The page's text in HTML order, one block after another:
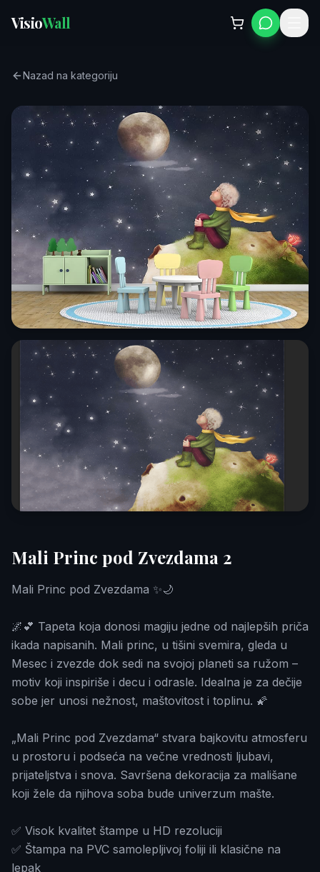
VisioWall
Nazad na kategoriju
Mali Princ pod Zvezdama 2
Mali Princ pod Zvezdama ✨🌙
🌌💕 Tapeta koja donosi magiju jedne od najlepših priča
ikada napisanih. Mali princ, u tišini svemira, gleda u
Mesec i zvezde dok sedi na svojoj planeti sa ružom –
motiv koji inspiriše i decu i odrasle. Idealna je za dečije
sobe jer unosi nežnost, maštovitost i toplinu. 🌠
„Mali Princ pod Zvezdama“ stvara bajkovitu atmosferu
u prostoru i podseća na večne vrednosti ljubavi,
prijateljstva i snova. Savršena dekoracija za mališane
koji žele da njihova soba bude univerzum mašte.
✅ Visok kvalitet štampe u HD rezoluciji
✅ Štampa na PVC samolepljivoj foliji ili klasične na
lepak